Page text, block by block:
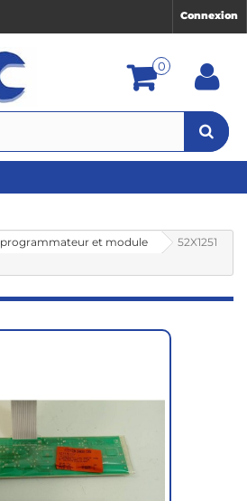
Connexion
0
programmateur et module
52X1251